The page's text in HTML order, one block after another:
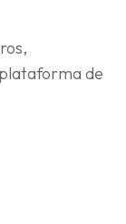
de